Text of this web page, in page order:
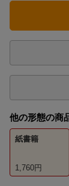
他の形態の商
紙書籍
1,760円